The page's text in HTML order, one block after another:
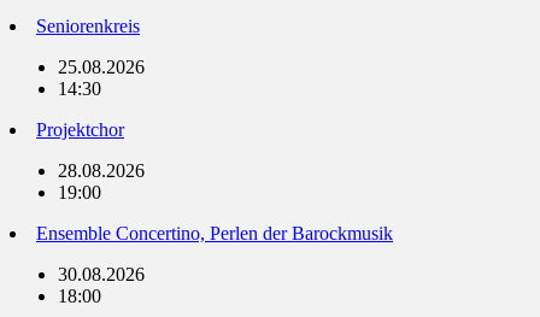
Seniorenkreis
25.08.2026
14:30
Projektchor
28.08.2026
19:00
Ensemble Concertino, Perlen der Barockmusik
30.08.2026
18:00